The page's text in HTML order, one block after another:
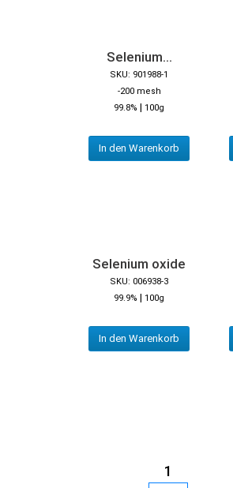
Selenium...
SKU: 901988-1
-200 mesh
99.8% | 100g
In den Warenkorb
Selenium oxide
SKU: 006938-3
99.9% | 100g
In den Warenkorb
1